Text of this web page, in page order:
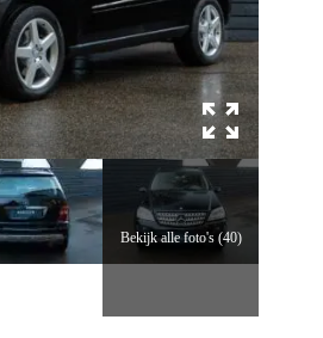
Bekijk alle foto's (40)